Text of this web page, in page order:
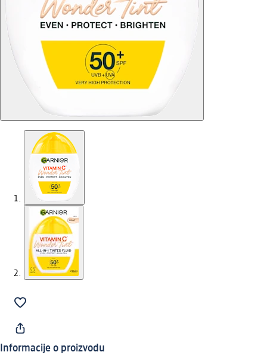
Informacije o proizvodu